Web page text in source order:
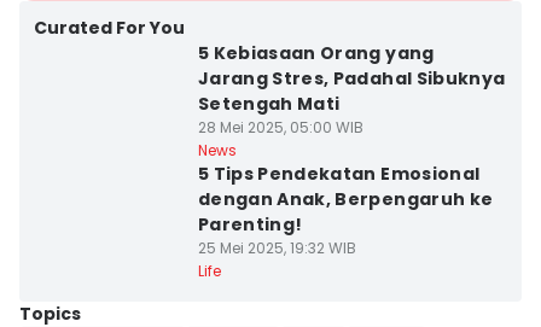
Curated For You
5 Kebiasaan Orang yang
Jarang Stres, Padahal Sibuknya
Setengah Mati
28 Mei 2025, 05:00 WIB
News
5 Tips Pendekatan Emosional
dengan Anak, Berpengaruh ke
Parenting!
25 Mei 2025, 19:32 WIB
Life
Topics